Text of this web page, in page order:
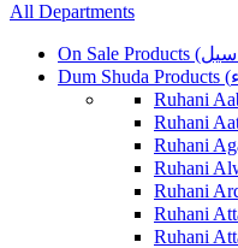
All Departments